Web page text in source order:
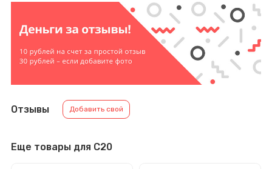
Отзывы Добавить свой
Еще товары для C20